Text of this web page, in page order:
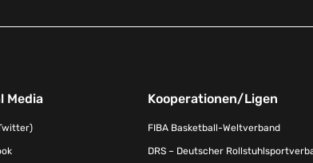
Media Kooperationen/Ligen
FIBA Basketball-Weltverband
DRS – Deutscher